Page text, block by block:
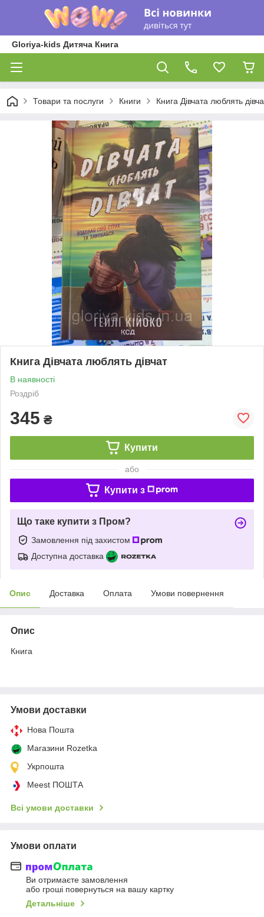
Gloriya-kids Дитяча Книга
Товари та послуги Книги Книга Дівчата люблять
Книга Дівчата люблять дівчат
В наявності
Роздріб
345 ₴
Купити
або
Купити з
Що таке купити з Пром?
Замовлення під захистом
Доступна доставка
Опис Доставка Оплата Умови повернення
Опис
Книга
Умови доставки
Нова Пошта
Магазини Rozetka
Укрпошта
Meest ПОШТА
Всі умови доставки
Умови оплати
Ви отримаєте замовлення
або гроші повернуться на вашу картку
Детальніше